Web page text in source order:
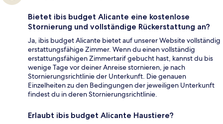
Bietet ibis budget Alicante eine kostenlose
Stornierung und vollständige Rückerstattung an?
Ja, ibis budget Alicante bietet auf unserer Website vollständig
erstattungsfähige Zimmer. Wenn du einen vollständig
erstattungsfähigen Zimmertarif gebucht hast, kannst du bis
wenige Tage vor deiner Anreise stornieren, je nach
Stornierungsrichtlinie der Unterkunft. Die genauen
Einzelheiten zu den Bedingungen der jeweiligen Unterkunft
findest du in deren Stornierungsrichtlinie.
Erlaubt ibis budget Alicante Haustiere?